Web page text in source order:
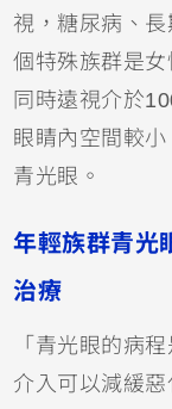
視，糖尿病、
個特殊族群是女
同時遠視介於
眼睛內空間較
青光眼。
年輕族群青
治療
「青光眼的病
介入可以減緩